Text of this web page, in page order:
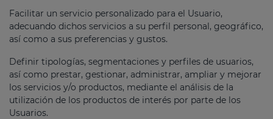
Facilitar un servicio personalizado para el Usuario,
adecuando dichos servicios a su perfil personal, geográfico,
así como a sus preferencias y gustos.
Definir tipologías, segmentaciones y perfiles de usuarios,
así como prestar, gestionar, administrar, ampliar y mejorar
los servicios y/o productos, mediante el análisis de la
utilización de los productos de interés por parte de los
Usuarios.